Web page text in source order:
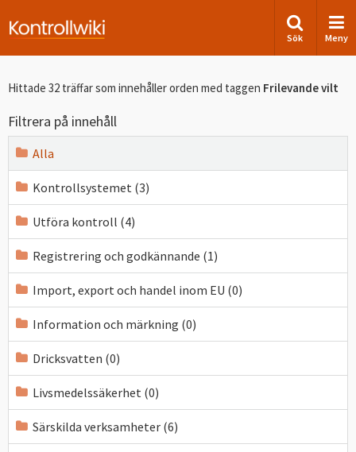
Sök Meny
Hittade 32 träffar som innehåller orden med taggen Frilevande vilt
Filtrera på innehåll
Alla
Kontrollsystemet (3)
Utföra kontroll (4)
Registrering och godkännande (1)
Import, export och handel inom EU (0)
Information och märkning (0)
Dricksvatten (0)
Livsmedelssäkerhet (0)
Särskilda verksamheter (6)